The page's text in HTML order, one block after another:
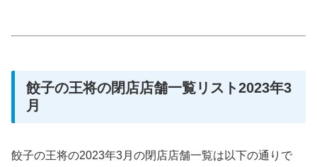
餃子の王将の閉店店舗一覧リスト2023年3
月
餃子の王将の2023年3月の閉店店舗一覧は以下の通りで